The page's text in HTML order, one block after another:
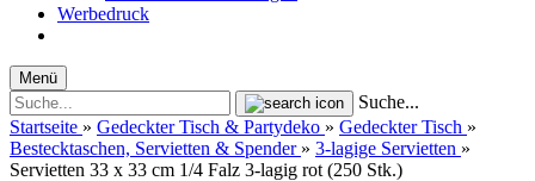
Werbedruck
Menü
Suche...
Startseite » Gedeckter Tisch & Partydeko » Gedeckter Tisch »
Bestecktaschen, Servietten & Spender » 3-lagige Servietten »
Servietten 33 x 33 cm 1/4 Falz 3-lagig rot (250 Stk.)